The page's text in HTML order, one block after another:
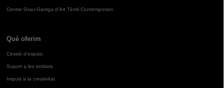
Centre Grau-Garriga d'Art Tèxtil Contemporani
Què oferim
Cessió d'espais
Suport a les entitats
Impuls a la creativitat